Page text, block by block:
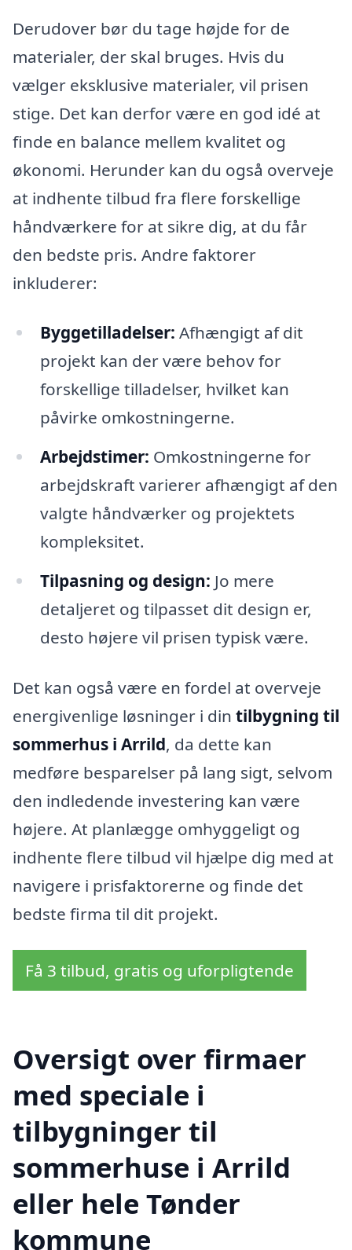
Derudover bør du tage højde for de
materialer, der skal bruges. Hvis du
vælger eksklusive materialer, vil prisen
stige. Det kan derfor være en god idé at
finde en balance mellem kvalitet og
økonomi. Herunder kan du også overveje
at indhente tilbud fra flere forskellige
håndværkere for at sikre dig, at du får
den bedste pris. Andre faktorer
inkluderer:
Byggetilladelser: Afhængigt af dit
projekt kan der være behov for
forskellige tilladelser, hvilket kan
påvirke omkostningerne.
Arbejdstimer: Omkostningerne for
arbejdskraft varierer afhængigt af den
valgte håndværker og projektets
kompleksitet.
Tilpasning og design: Jo mere
detaljeret og tilpasset dit design er,
desto højere vil prisen typisk være.
Det kan også være en fordel at overveje
energivenlige løsninger i din tilbygning til
sommerhus i Arrild, da dette kan
medføre besparelser på lang sigt, selvom
den indledende investering kan være
højere. At planlægge omhyggeligt og
indhente flere tilbud vil hjælpe dig med at
navigere i prisfaktorerne og finde det
bedste firma til dit projekt.
Få 3 tilbud, gratis og uforpligtende
Oversigt over firmaer
med speciale i
tilbygninger til
sommerhuse i Arrild
eller hele Tønder
kommune